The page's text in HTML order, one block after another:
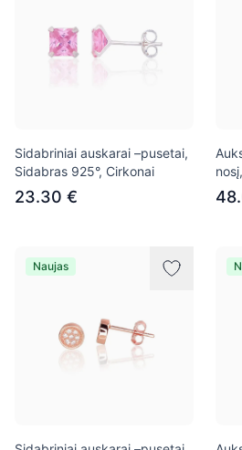
Sidabriniai auskarai –pusetai,
Sidabras 925°, Cirkonai
23.30 €
Naujas